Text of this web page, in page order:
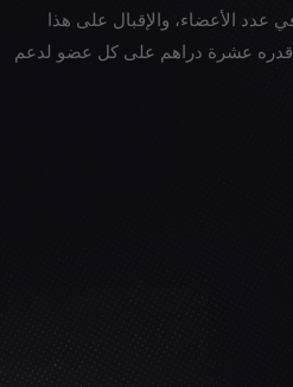
عدد الأعضاء، والإقبال على هذا
قدره عشرة دراهم على كل عضو لدعم